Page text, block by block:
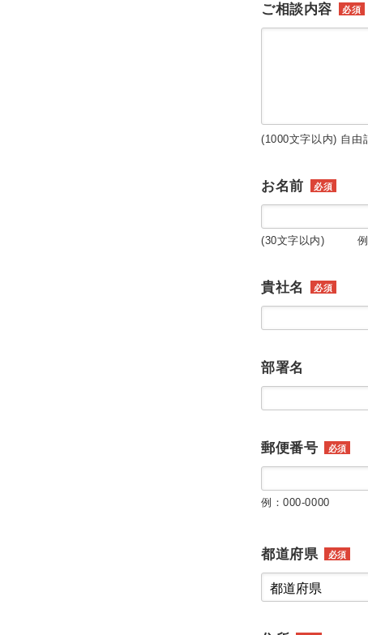
ご相談内容 必須
(1000文字以内) 自由
お名前 必須
(30文字以内) 例
貴社名 必須
部署名
郵便番号 必須
例：000-0000
都道府県 必須